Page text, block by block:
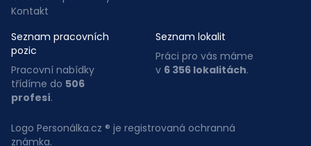
Kontakt
Seznam pracovních
pozic
Pracovní nabídky
třídíme do 506
profesí.
Seznam lokalit
Práci pro vás máme
v 6 356 lokalitách.
Logo Personálka.cz ® je registrovaná ochranná
známka.